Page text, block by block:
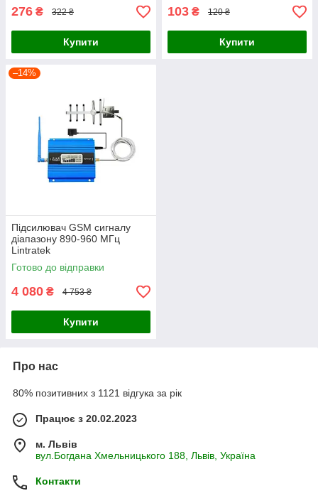
276 ₴ 322 ₴
Купити
103 ₴ 120 ₴
Купити
–14%
Підсилювач GSM сигналу
діапазону 890-960 МГц
Lintratek
Готово до відправки
4 080 ₴ 4 753 ₴
Купити
Про нас
80% позитивних з 1121 відгука за рік
Працює з 20.02.2023
м. Львів
вул.Богдана Хмельницького 188, Львів, Україна
Контакти